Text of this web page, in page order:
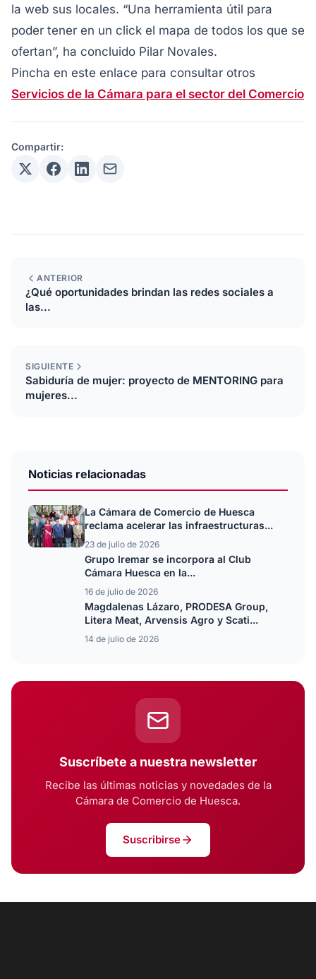
la web sus locales. “Una herramienta útil para
poder tener en un click el mapa de todos los que se
ofertan”, ha concluido Pilar Novales.
Pincha en este enlace para consultar otros
Servicios de la Cámara para el sector del Comercio
Compartir:
ANTERIOR
¿Qué oportunidades brindan las redes sociales a
las...
SIGUIENTE
Sabiduría de mujer: proyecto de MENTORING para
mujeres...
Noticias relacionadas
La Cámara de Comercio de Huesca
reclama acelerar las infraestructuras...
23 de julio de 2026
Grupo Iremar se incorpora al Club
Cámara Huesca en la...
16 de julio de 2026
Magdalenas Lázaro, PRODESA Group,
Litera Meat, Arvensis Agro y Scati...
14 de julio de 2026
Suscríbete a nuestra newsletter
Recibe las últimas noticias y novedades de la
Cámara de Comercio de Huesca.
Suscribirse